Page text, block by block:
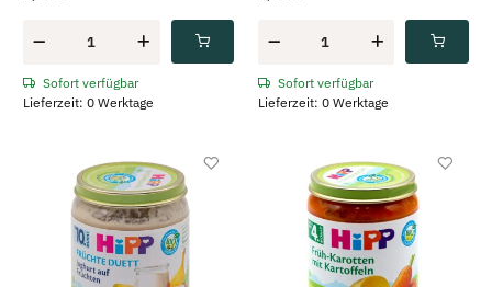
Sofort verfügbar
Lieferzeit: 0 Werktage
Sofort verfügbar
Lieferzeit: 0 Werktage